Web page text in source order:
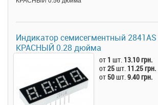
Индикатор семисегментный
КРАСНЫЙ 0.28 дюйма
от 1 шт. 13.10 грн.
от25шт. 11.25 грн.
от 50шт.9.40 грн.